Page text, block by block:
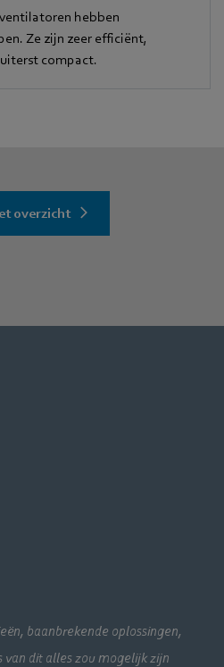
hebben
Ze zijn zeer efficiënt,
compact.
overzicht
baanbrekende oplossingen,
dit alles zou mogelijk zijn